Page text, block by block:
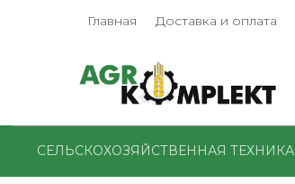
Главная Доставка и оплата
СЕЛЬСКОХОЗЯЙСТВЕННАЯ ТЕХНИКА